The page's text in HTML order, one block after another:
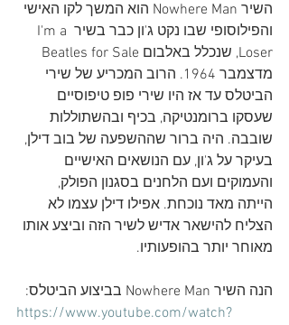
השיר Nowhere Man הוא המשך לקו האישי
והפילוסופי שבו נקט ג'ון כבר בשיר I'm a
מדצמבר 1964. הרוב המכריע של שירי
הביטלס עד אז היו שירי פופ טיפוסיים
שעסקו ברומנטיקה, בכיף ובהשתוללות
שובבה. היה ברור שההשפעה של בוב דילן,
בעיקר על ג'ון, עם הנושאים האישיים
והעמוקים ועם הלחנים בסגנון הפולק,
הייתה מאד נוכחת. אפילו דילן עצמו לא
הצליח להישאר אדיש לשיר הזה וביצע אותו
מאוחר יותר בהופעותיו.
הנה השיר Nowhere Man בביצוע הביטלס:
https://www.youtube.com/watch?